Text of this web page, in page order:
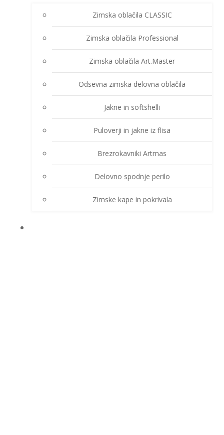
Zimska oblačila CLASSIC
Zimska oblačila Professional
Zimska oblačila Art.Master
Odsevna zimska delovna oblačila
Jakne in softshelli
Puloverji in jakne iz flisa
Brezrokavniki Artmas
Delovno spodnje perilo
Zimske kape in pokrivala